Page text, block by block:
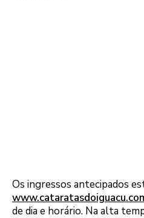
Os ingressos antecipados
de dia e horário. Na alta